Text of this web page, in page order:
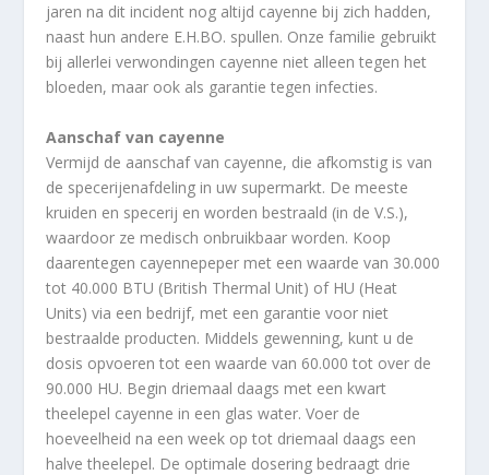
jaren na dit incident nog altijd cayenne bij zich hadden,
naast hun andere E.H.BO. spullen. Onze familie gebruikt
bij allerlei verwondingen cayenne niet alleen tegen het
bloeden, maar ook als garantie tegen infecties.
Aanschaf van cayenne
Vermijd de aanschaf van cayenne, die afkomstig is van
de specerijenafdeling in uw supermarkt. De meeste
kruiden en specerij en worden bestraald (in de V.S.),
waardoor ze medisch onbruikbaar worden. Koop
daarentegen cayennepeper met een waarde van 30.000
tot 40.000 BTU (British Thermal Unit) of HU (Heat
Units) via een bedrijf, met een garantie voor niet
bestraalde producten. Middels gewenning, kunt u de
dosis opvoeren tot een waarde van 60.000 tot over de
90.000 HU. Begin driemaal daags met een kwart
theelepel cayenne in een glas water. Voer de
hoeveelheid na een week op tot driemaal daags een
halve theelepel. De optimale dosering bedraagt drie